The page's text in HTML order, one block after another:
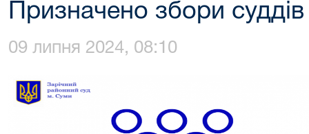
Призначено збори суддів
09 липня 2024, 08:10